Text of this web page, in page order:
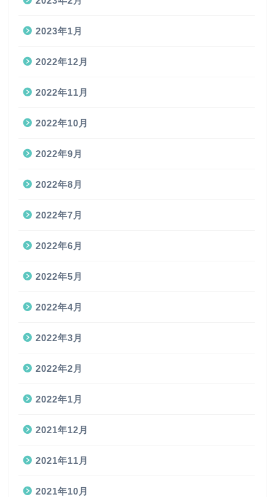
2023年1月
2022年12月
2022年11月
2022年10月
2022年9月
2022年8月
2022年7月
2022年6月
2022年5月
2022年4月
2022年3月
2022年2月
2022年1月
2021年12月
2021年11月
2021年10月